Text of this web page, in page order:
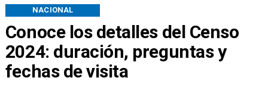
Conoce los detalles del Censo
2024: duración, preguntas y
fechas de visita
NACIONAL